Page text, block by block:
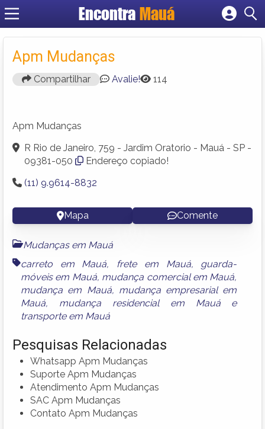
EncontraMauá
Apm Mudanças
Compartilhar Avalie! 114
Apm Mudanças
R Rio de Janeiro, 759 - Jardim Oratorio - Mauá - SP -
09381-050
Endereço copiado!
(11) 9.9614-8832
Mapa Comente
Mudanças em Mauá
carreto em Mauá, frete em Mauá, guarda-
móveis em Mauá, mudança comercial em Mauá,
mudança em Mauá, mudança empresarial em
Mauá, mudança residencial em Mauáe
transporte em Mauá
Pesquisas Relacionadas
Whatsapp Apm Mudanças
Suporte Apm Mudanças
Atendimento Apm Mudanças
SAC Apm Mudanças
Contato Apm Mudanças